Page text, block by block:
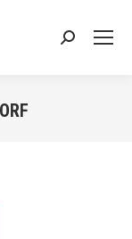
Search: